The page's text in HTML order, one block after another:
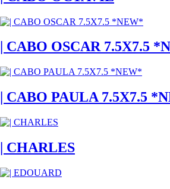
| CABO OSCAR 7.5X7.5
| CABO PAULA 7.5X7.5
| CHARLES